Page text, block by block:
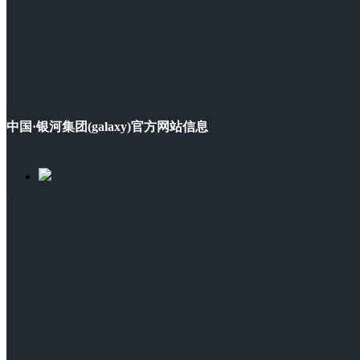
中国·银河集团(galaxy)官方网站信息